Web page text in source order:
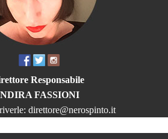
Responsabile
FASSIONI
direttore@nerospinto.it